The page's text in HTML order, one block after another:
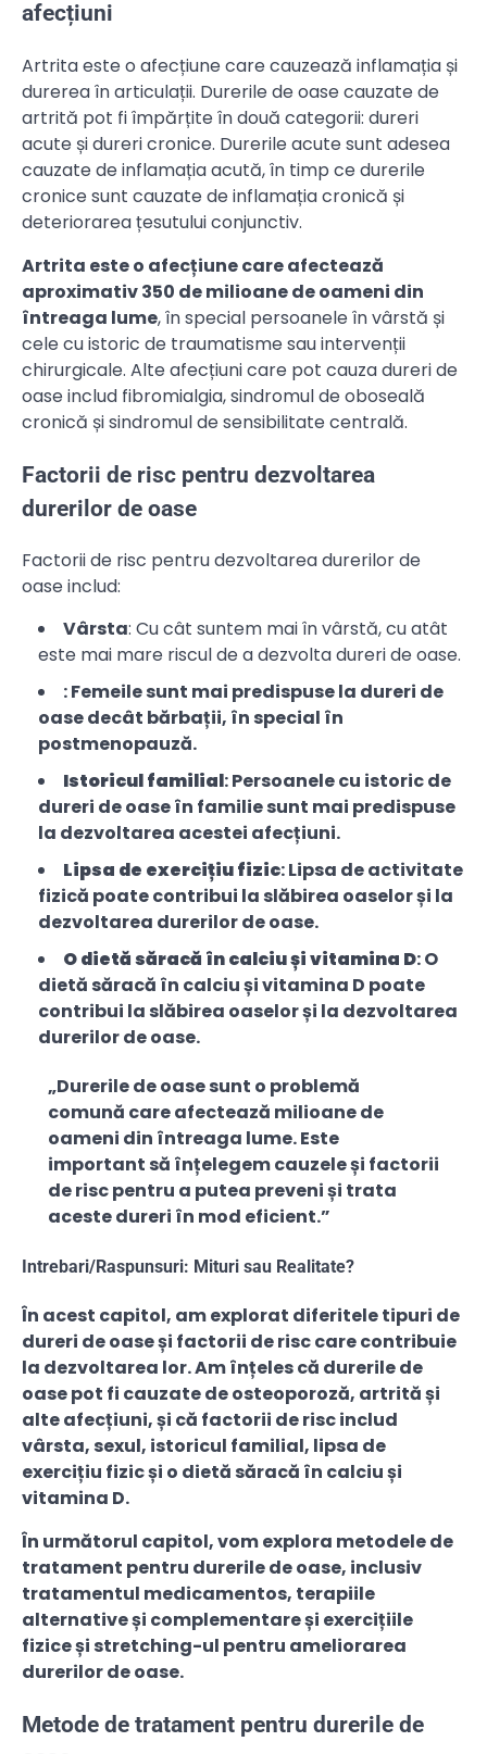
afecțiuni
Artrita este o afecțiune care cauzează inflamația și
durerea în articulații. Durerile de oase cauzate de
artrită pot fi împărțite în două categorii: dureri
acute și dureri cronice. Durerile acute sunt adesea
cauzate de inflamația acută, în timp ce durerile
cronice sunt cauzate de inflamația cronică și
deteriorarea țesutului conjunctiv.
Artrita este o afecțiune care afectează
aproximativ 350 de milioane de oameni din
întreaga lume, în special persoanele în vârstă și
cele cu istoric de traumatisme sau intervenții
chirurgicale. Alte afecțiuni care pot cauza dureri de
oase includ fibromialgia, sindromul de oboseală
cronică și sindromul de sensibilitate centrală.
Factorii de risc pentru dezvoltarea
durerilor de oase
Factorii de risc pentru dezvoltarea durerilor de
oase includ:
Vârsta: Cu cât suntem mai în vârstă, cu atât
este mai mare riscul de a dezvolta dureri de oase.
: Femeile sunt mai predispuse la dureri de
oase decât bărbații, în special în
postmenopauză.
Istoricul familial: Persoanele cu istoric de
dureri de oase în familie sunt mai predispuse
la dezvoltarea acestei afecțiuni.
Lipsa de exercițiu fizic: Lipsa de activitate
fizică poate contribui la slăbirea oaselor și la
dezvoltarea durerilor de oase.
O dietă săracă în calciu și vitamina D: O
dietă săracă în calciu și vitamina D poate
contribui la slăbirea oaselor și la dezvoltarea
durerilor de oase.
„Durerile de oase sunt o problemă
comună care afectează milioane de
oameni din întreaga lume. Este
important să înțelegem cauzele și factorii
de risc pentru a putea preveni și trata
aceste dureri în mod eficient.”
Intrebari/Raspunsuri: Mituri sau Realitate?
În acest capitol, am explorat diferitele tipuri de
dureri de oase și factorii de risc care contribuie
la dezvoltarea lor. Am înțeles că durerile de
oase pot fi cauzate de osteoporoză, artrită și
alte afecțiuni, și că factorii de risc includ
vârsta, sexul, istoricul familial, lipsa de
exercițiu fizic și o dietă săracă în calciu și
vitamina D.
În următorul capitol, vom explora metodele de
tratament pentru durerile de oase, inclusiv
tratamentul medicamentos, terapiile
alternative și complementare și exercițiile
fizice și stretching-ul pentru ameliorarea
durerilor de oase.
Metode de tratament pentru durerile de